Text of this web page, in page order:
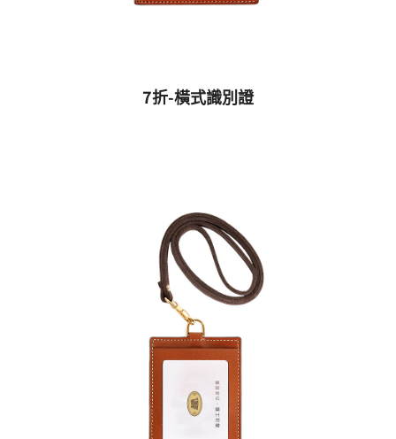
7折-橫式識別證